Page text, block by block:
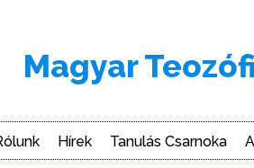
Magyar
Hírek Tanulás Csarnoka